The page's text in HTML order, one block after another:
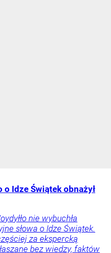
o Idze Świątek obnażył
nie wybuchła
słowa o Idze Świątek.
za ekspercką
bez wiedzy, faktów